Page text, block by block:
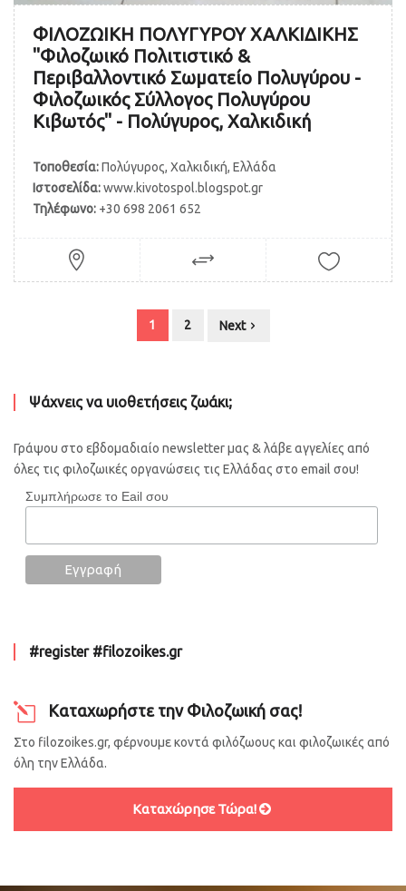
ΦΙΛΟΖΩΙΚΗ ΠΟΛΥΓΥΡΟΥ ΧΑΛΚΙΔΙΚΗΣ
"Φιλοζωικό Πολιτιστικό &
Περιβαλλοντικό Σωματείο Πολυγύρου -
Φιλοζωικός Σύλλογος Πολυγύρου
Κιβωτός" - Πολύγυρος, Χαλκιδική
Τοποθεσία:Πολύγυρος, Χαλκιδική, Ελλάδα
Ιστοσελίδα:www.kivotospol.blogspot.gr
Τηλέφωνο: +30 698 2061 652
1 2 Next
Ψάχνεις να υιοθετήσεις ζωάκι;
Γράψου στο εβδομαδιαίο newsletter μας & λάβε αγγελίες από
όλες τις φιλοζωικές οργανώσεις τις Ελλάδας στο email σου!
Συμπλήρωσε το Eail σου
#register #filozoikes.gr
Καταχωρήστε την Φιλοζωική σας!
Στο filozoikes.gr, φέρνουμε κοντά φιλόζωους και φιλοζωικές από
όλη την Ελλάδα.
Καταχώρησε Τώρα!